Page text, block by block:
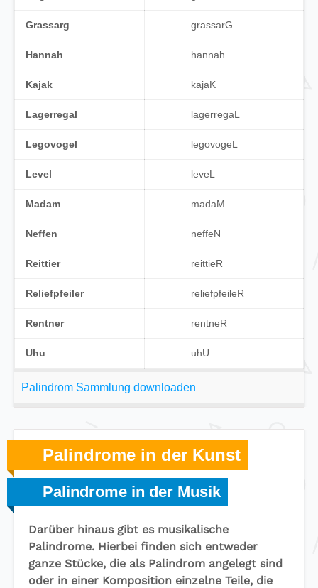
Grassarg grassarG
Hannah hannah
Kajak kajaK
Lagerregal lagerregaL
Legovogel legovogeL
Level leveL
Madam madaM
Neffen neffeN
Reittier reittieR
Reliefpfeiler reliefpfeileR
Rentner rentneR
Uhu uhU
Palindrom Sammlung downloaden
Palindrome in der Kunst
Palindrome in der Musik
Darüber hinaus gibt es musikalische
Palindrome. Hierbei finden sich entweder
ganze Stücke, die als Palindrom angelegt sind
oder in einer Komposition einzelne Teile, die